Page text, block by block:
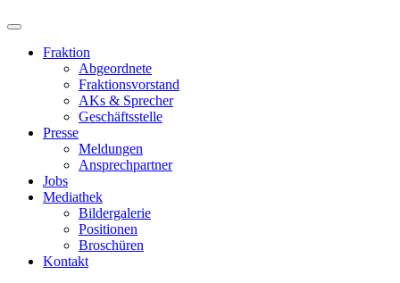
Fraktion
Abgeordnete
Fraktions­vorstand
AKs & Sprecher
Geschäftsstelle
Presse
Meldungen
Ansprechpartner
Jobs
Mediathek
Bildergalerie
Positionen
Broschüren
Kontakt